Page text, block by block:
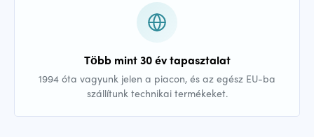
Több mint 30 év tapasztalat
1994 óta vagyunk jelen a piacon, és az egész EU-ba
szállítunk technikai termékeket.